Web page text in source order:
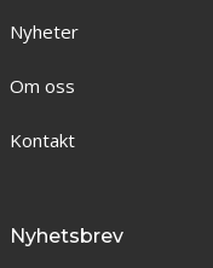
Nyheter
Om oss
Kontakt
Nyhetsbrev